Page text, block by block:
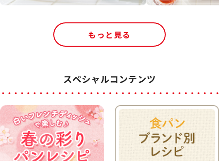
もっと見る
スペシャルコンテンツ